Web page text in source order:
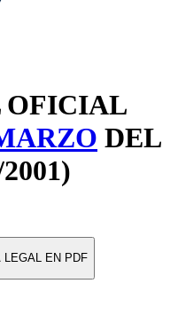
OFICIAL
DEL
LEGAL EN PDF